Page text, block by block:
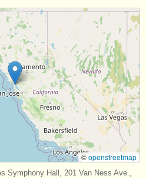
©openstreetmap
Symphony Hall, 201 Van Ness Ave.,